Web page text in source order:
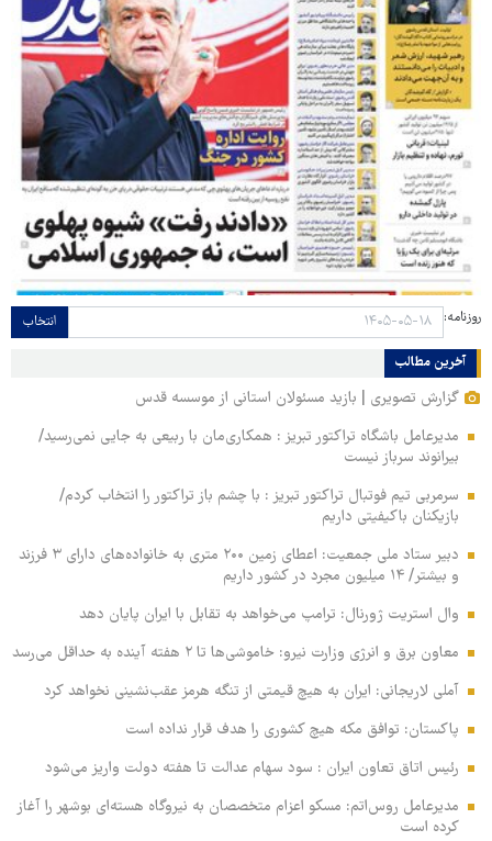
روزنامه: انتخاب
آخرین مطالب
گزارش تصویری | بازید مسئولان استانی از موسسه قدس
مدیرعامل باشگاه تراکتور تبریز : همکاری‌مان با ربیعی به جایی نمی‌رسید/
بیرانوند سرباز نیست
سرمربی تیم فوتبال تراکتور تبریز : با چشم باز تراکتور را انتخاب کردم/
بازیکنان باکیفیتی داریم
دبیر ستاد ملی جمعیت: اعطای زمین ۲۰۰ متری به خانواده‌های دارای ۳ فرزند
و بیشتر/ ۱۴ میلیون مجرد در کشور داریم
وال‌ استریت ژورنال: ترامپ می‌خواهد به تقابل با ایران پایان دهد
معاون برق و انرژی وزارت نیرو: خاموشی‌ها تا ۲ هفته آینده به حداقل می‌رسد
آملی‌ لاریجانی: ایران به هیچ قیمتی از تنگه هرمز عقب‌نشینی نخواهد کرد
پاکستان: توافق مکه هیچ کشوری را هدف قرار نداده است
رئیس اتاق تعاون ایران : سود سهام عدالت تا هفته دولت واریز می‌شود
مدیرعامل روس‌اتم: مسکو اعزام متخصصان به نیروگاه هسته‌ای بوشهر را آغاز
کرده‌ است